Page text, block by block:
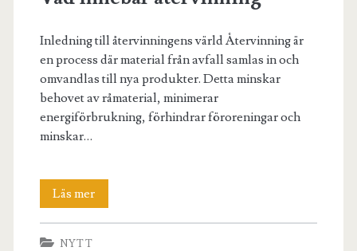
Inledning till återvinningens värld Återvinning är
en process där material från avfall samlas in och
omvandlas till nya produkter. Detta minskar
behovet av råmaterial, minimerar
energiförbrukning, förhindrar föroreningar och
minskar…
Läs merVad
innebär
NYTT